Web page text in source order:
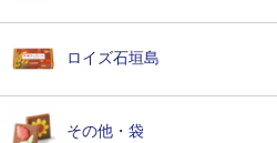
ロイズ石垣島
その他・袋